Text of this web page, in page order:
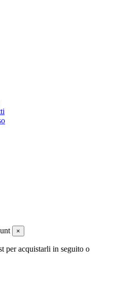
×
per acquistarli in seguito o